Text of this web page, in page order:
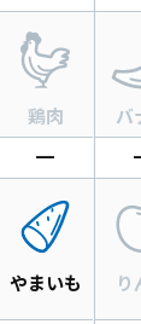
鶏肉
━
バ
やまいも り